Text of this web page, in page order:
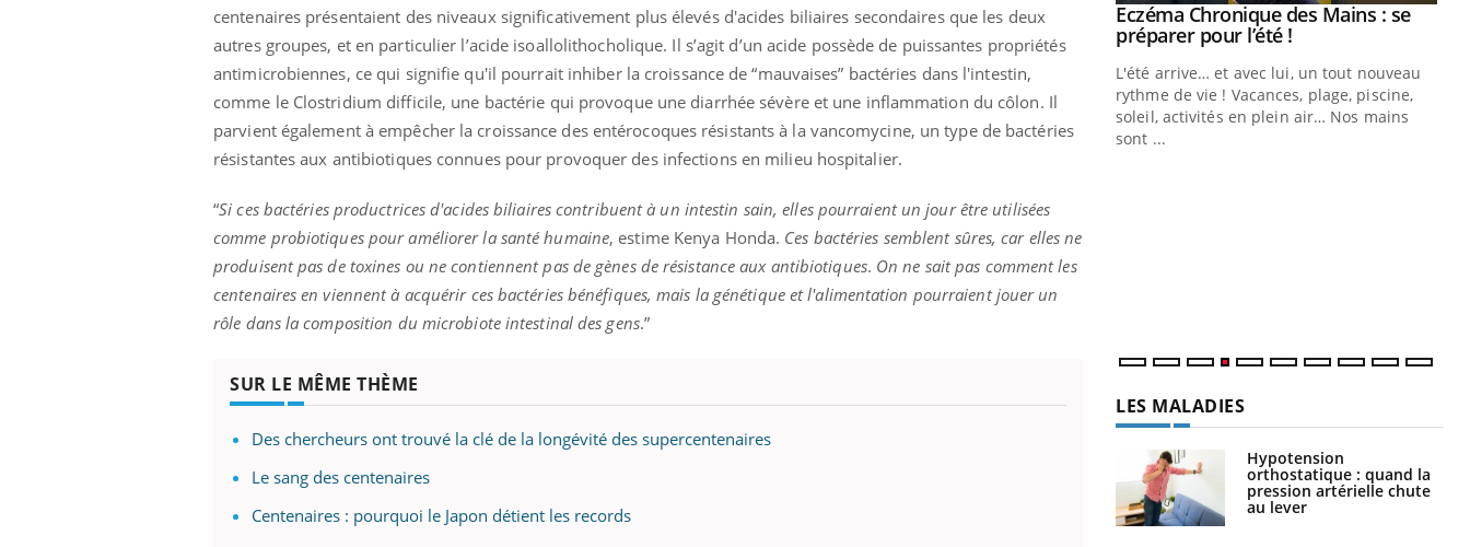
centenaires présentaient des niveaux significativement plus élevés d'acides biliaires secondaires que les deux
autres groupes, et en particulier l’acide isoallolithocholique. Il s’agit d’un acide possède de puissantes propriétés
antimicrobiennes, ce qui signifie qu'il pourrait inhiber la croissance de “mauvaises” bactéries dans l'intestin,
comme le Clostridium difficile, une bactérie qui provoque une diarrhée sévère et une inflammation du côlon. Il
parvient également à empêcher la croissance des entérocoques résistants à la vancomycine, un type de bactéries
résistantes aux antibiotiques connues pour provoquer des infections en milieu hospitalier.
“Si ces bactéries productrices d'acides biliaires contribuent à un intestin sain, elles pourraient un jour être utilisées
comme probiotiques pour améliorer la santé humaine, estime Kenya Honda. Ces bactéries semblent sûres, car elles ne
produisent pas de toxines ou ne contiennent pas de gènes de résistance aux antibiotiques. On ne sait pas comment les
centenaires en viennent à acquérir ces bactéries bénéfiques, mais la génétique et l'alimentation pourraient jouer un
rôle dans la composition du microbiote intestinal des gens.”
SUR LE MÊME THÈME
Des chercheurs ont trouvé la clé de la longévité des supercentenaires
Le sang des centenaires
Centenaires : pourquoi le Japon détient les records
Carence en fer : comprendre pour
Youtube
Fatigue, irritabilité, brouillard mental ou
même alopécie… Les symptômes de la
carence en fer sont multiples ce qui la rend
Youtube
Insuline & Charge mentale : et si on
osait en parler?? Youtube
En 2026, l'insuline dans le diabète de type 2
reste entourée d'idées reçues chez les
patients comme parfois chez les soignants.
Youtube
Eczéma Chronique des Mains : se
préparer pour l’été !Youtube
L'été arrive… et avec lui, un tout nouveau
rythme de vie ! Vacances, plage, piscine,
soleil, activités en plein air… Nos mains
sont ...
LES MALADIES
Hypotension
orthostatique : quand la
pression artérielle chute
au lever